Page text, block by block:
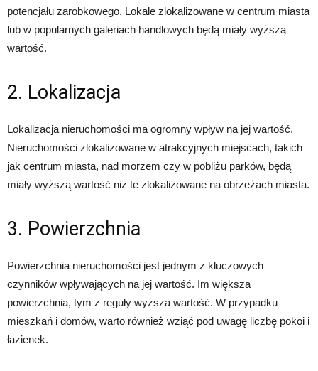
potencjału zarobkowego. Lokale zlokalizowane w centrum miasta
lub w popularnych galeriach handlowych będą miały wyższą
wartość.
2. Lokalizacja
Lokalizacja nieruchomości ma ogromny wpływ na jej wartość.
Nieruchomości zlokalizowane w atrakcyjnych miejscach, takich
jak centrum miasta, nad morzem czy w pobliżu parków, będą
miały wyższą wartość niż te zlokalizowane na obrzeżach miasta.
3. Powierzchnia
Powierzchnia nieruchomości jest jednym z kluczowych
czynników wpływających na jej wartość. Im większa
powierzchnia, tym z reguły wyższa wartość. W przypadku
mieszkań i domów, warto również wziąć pod uwagę liczbę pokoi i
łazienek.